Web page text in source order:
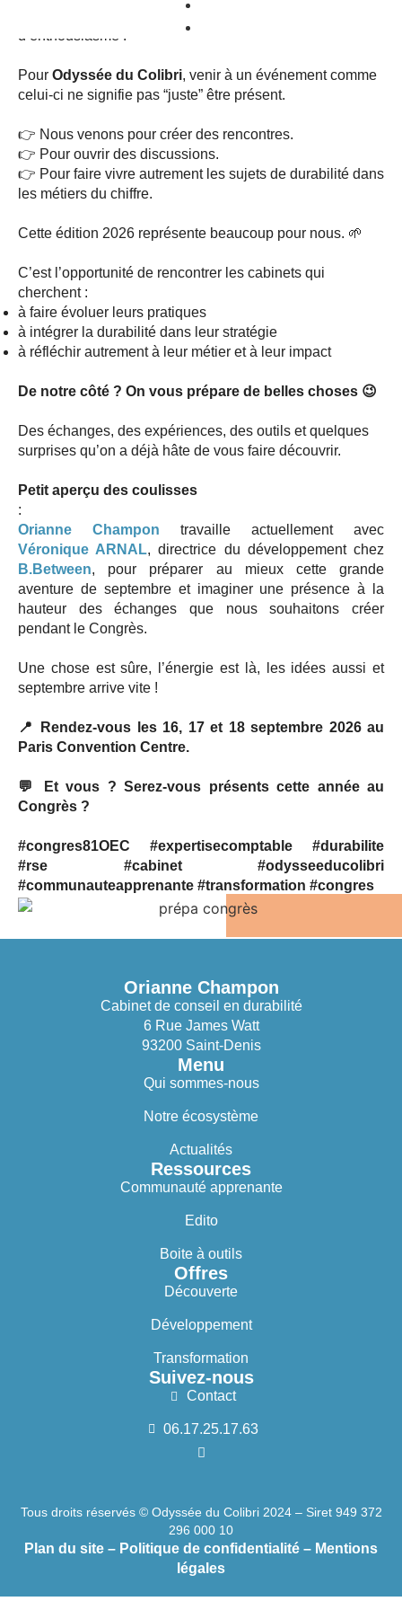
d’enthousiasme !
Pour Odyssée du Colibri, venir à un événement comme
celui-ci ne signifie pas “juste” être présent.
👉 Nous venons pour créer des rencontres.
👉 Pour ouvrir des discussions.
👉 Pour faire vivre autrement les sujets de durabilité dans
les métiers du chiffre.
Cette édition 2026 représente beaucoup pour nous. 🌱
C’est l’opportunité de rencontrer les cabinets qui
cherchent :
à faire évoluer leurs pratiques
à intégrer la durabilité dans leur stratégie
à réfléchir autrement à leur métier et à leur impact
De notre côté ? On vous prépare de belles choses 😉
Des échanges, des expériences, des outils et quelques
surprises qu’on a déjà hâte de vous faire découvrir.
Petit aperçu des coulisses
:
Orianne Champon travaille actuellement avec
Véronique ARNAL, directrice du développement chez
B.Between, pour préparer au mieux cette grande
aventure de septembre et imaginer une présence à la
hauteur des échanges que nous souhaitons créer
pendant le Congrès.
Une chose est sûre, l’énergie est là, les idées aussi et
septembre arrive vite !
📍 Rendez-vous les 16, 17 et 18 septembre 2026 au
Paris Convention Centre.
💬 Et vous ? Serez-vous présents cette année au
Congrès ?
#congres81OEC #expertisecomptable #durabilite
#rse #cabinet #odysseeducolibri
#communauteapprenante #transformation #congres
Orianne Champon
Cabinet de conseil en durabilité
6 Rue James Watt
93200 Saint-Denis
Menu
Qui sommes-nous
Notre écosystème
Actualités
Ressources
Communauté apprenante
Edito
Boite à outils
Offres
Découverte
Développement
Transformation
Suivez-nous
Contact
06.17.25.17.63
Tous droits réservés © Odyssée du Colibri 2024 – Siret 949 372
296 000 10
Plan du site – Politique de confidentialité – Mentions
légales